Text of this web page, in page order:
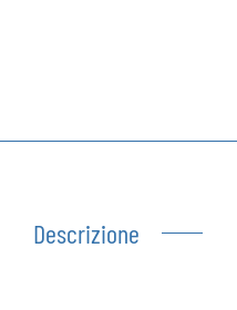
Descrizione